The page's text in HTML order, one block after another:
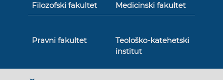
Filozofski fakultet Medicinski fakultet
Pravni fakultet
Teološko-katehetski
institut